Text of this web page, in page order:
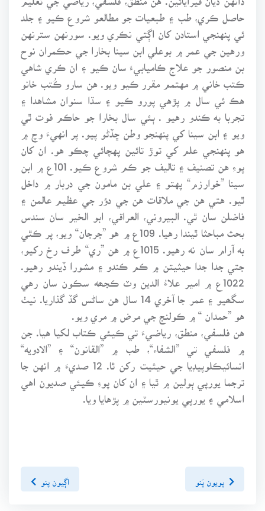
حاصل ڪري، طب ۽ طبعيات جو مطالعو شروع ڪيو ۽ جلد
ئي پنهنجي استادن کان اڳتي نڪري ويو. سورنهن سترنهن
ورهين جي عمر ۾ بوعلي ابن سينا بخارا جي حڪمران نوح
بن منصور جو علاج ڪاميابيءَ سان ڪيو ۽ ان ڪري شاهي
ڪتب خاني ۾ مهتمم مقرر ڪيو ويو. هن سارو ڪُتب خانو
هڪ ئي سال ۾ پڙهي پورو ڪيو ۽ سڌا سنوان مشاهدا ۽
تجربا به ڪندو رهيو . ٻئي سال بخارا جو حاڪم فوت ٿي
ويو ۽ ابن سينا کي پنهنجو وطن ڇڏڻو پيو. پر انهيءَ وچ ۾
هو پنهنجي علم کي توڙ تائين پهچائي چڪو هو. ان کان
پوءِ هن تصنيف ۽ تاليف جو ڪم شروع ڪيو. 101ع ۾ ابن
سينا ”خوارزم“ پهتو ۽ علي بن مامون جي دربار ۾ داخل
ٿيو. هتي هن جي ملاقات هن جي دؤر جي عظيم عالمن ۽
فاضلن سان ٿي. البيروني، العراقي، ابو الخير سان سندس
بحث مباحثا ٿيندا رهيا. 109ع ۾ هو ”جرجان“ ويو، پر ڪٿي
به آرام سان نه رهيو. 1015ع ۾ هن ”ري“ طرف رخ رکيو،
جتي جدا جدا حيثيتن ۾ ڪم ڪندو ۽ مشورا ڏيندو رهيو.
1022ع ۾ امير علاءُ الدين وٽ ڪجھه سڪون سان رهي
سگھيو ۽ عمر جا آخري 14 سال هن ساڻس گڏ گذاريا. نيٺ
هو ”حمدان “ ۾ ڪولنج جي مرض ۾ مري ويو.
هن فلسفي، منطق، رياضيءَ تي ڪيئي ڪتاب لکيا هيا. جن
۾ فلسفي تي ”الشفاء“، طب ۾ ”القانون“ ۽ ”الادويه“
انسائيڪلوپيڊيا جي حيثيت رکن ٿا. 12 صديءَ ۾ انهن جا
ترجما يورپي ٻولين ۾ ٿيا ۽ ان کان پوءِ ڪيئي صديون اهي
اسلامي ۽ يورپي يونيورسٽين ۾ پڙهايا ويا.
پويون پَنو اڳيون پنو